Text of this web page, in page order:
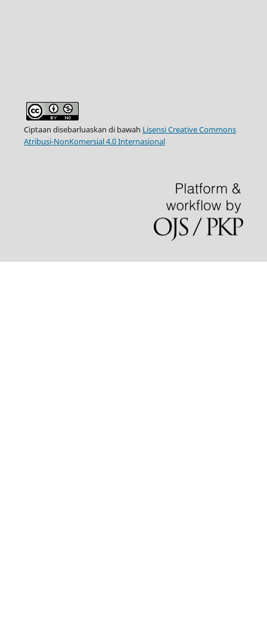
Ciptaan disebarluaskan di bawah Lisensi Creative Commons
Atribusi-NonKomersial 4.0 Internasional